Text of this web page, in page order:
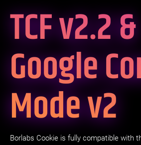
TCF v2.2 &
Google
Mode v2
Borlabs Cookie is fully compatible with